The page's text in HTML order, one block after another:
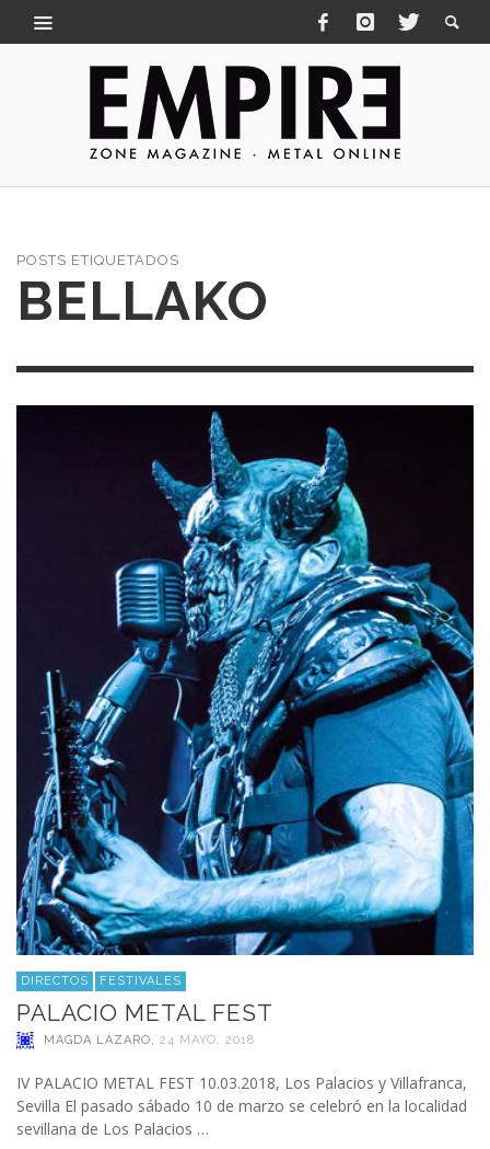
POSTS ETIQUETADOS
BELLAKO
DIRECTOS FESTIVALES
PALACIO METAL FEST
MAGDA LÁZARO, 24 MAYO, 2018
IV PALACIO METAL FEST 10.03.2018, Los Palacios y Villafranca,
Sevilla El pasado sábado 10 de marzo se celebró en la localidad
sevillana de Los Palacios …